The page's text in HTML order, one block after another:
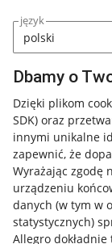
język
Dbamy o
Dzięki plikom
SDK) oraz
innymi unikalne
zapewnić, że
Wyrażając zgodę
urządzeniu
danych (w tym w
statystycznych)
Allegro